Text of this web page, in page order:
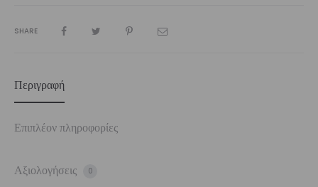
SHARE
Περιγραφή
Επιπλέον πληροφορίες
Αξιολογήσεις 0